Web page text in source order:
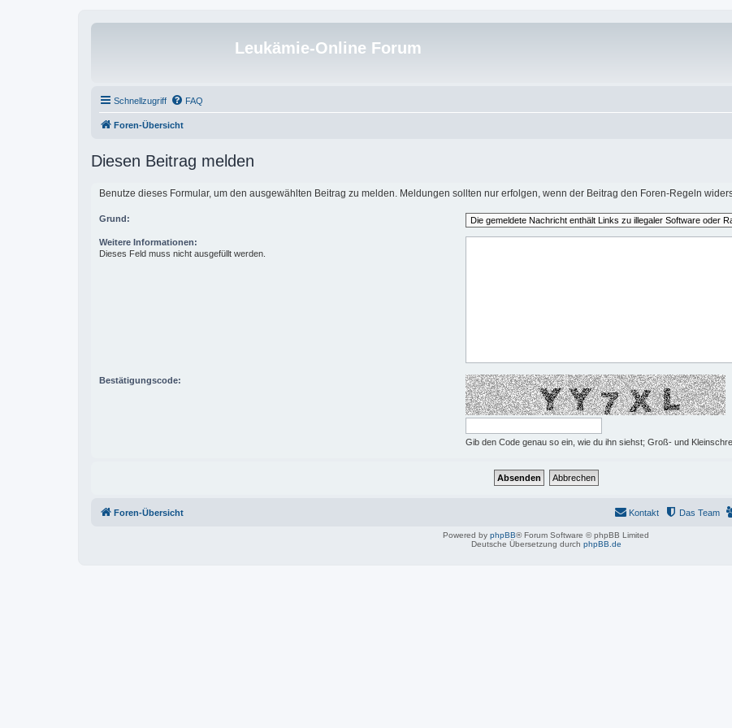
Leukämie-Online Forum
Schnellzugriff FAQ
Foren-Übersicht
Diesen Beitrag melden
Benutze dieses Formular, um den ausgewählten Beitrag zu melden. Meldungen sollten nur erfolgen, wenn der Beitrag den Foren-Regeln
Grund:
Weitere Informationen:
Dieses Feld muss nicht ausgefüllt werden.
Bestätigungscode:
Gib den Code genau so ein, wie du ihn siehst; Groß- und
Foren-Übersicht Das Team
Kontakt
Powered by phpBB® Forum Software © phpBB Limited
Deutsche Übersetzung durch phpBB.de